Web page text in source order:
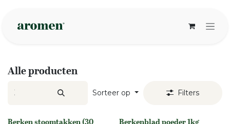
Alle producten
Sorteer op Filters